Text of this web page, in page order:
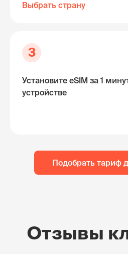
Выбрать страну
3
Установите eSIM за 1
устройстве
Подобрать тариф
Отзывы